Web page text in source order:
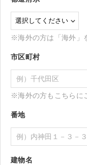
※海外の方は「海外」
市区町村
※海外の方もこちらに
番地
建物名